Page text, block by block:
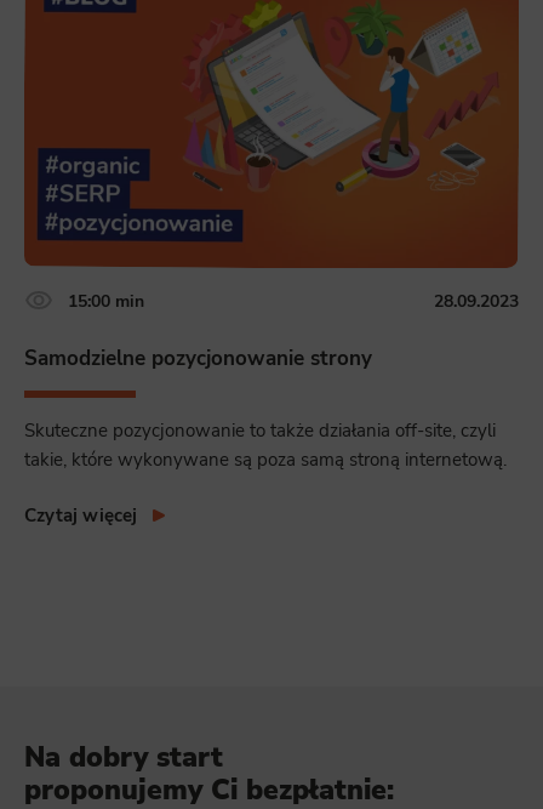
15:00 min 28.09.2023
Samodzielne pozycjonowanie strony
Skuteczne pozycjonowanie to także działania off-site, czyli
takie, które wykonywane są poza samą stroną internetową.
Czytaj więcej
Na dobry start
proponujemy Ci bezpłatnie: